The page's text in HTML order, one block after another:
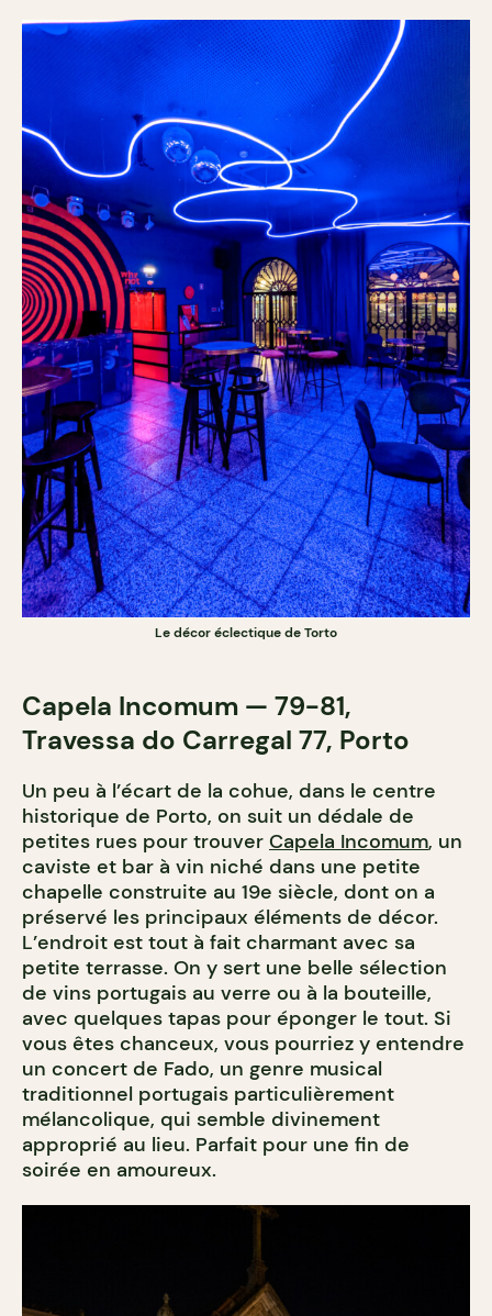
Le décor éclectique de Torto
Capela Incomum — 79-81,
Travessa do Carregal 77, Porto
Un peu à l’écart de la cohue, dans le centre
historique de Porto, on suit un dédale de
petites rues pour trouver Capela Incomum, un
caviste et bar à vin niché dans une petite
chapelle construite au 19e siècle, dont on a
préservé les principaux éléments de décor.
L’endroit est tout à fait charmant avec sa
petite terrasse. On y sert une belle sélection
de vins portugais au verre ou à la bouteille,
avec quelques tapas pour éponger le tout. Si
vous êtes chanceux, vous pourriez y entendre
un concert de Fado, un genre musical
traditionnel portugais particulièrement
mélancolique, qui semble divinement
approprié au lieu. Parfait pour une fin de
soirée en amoureux.